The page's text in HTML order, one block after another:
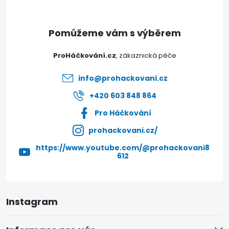
Instagram
ProHáčkování.cz
info@prohackovani.cz
+420 603 848 864
Pro Háčkování
prohackovani.cz/
https://www.youtube.com/@prohackovani8
612